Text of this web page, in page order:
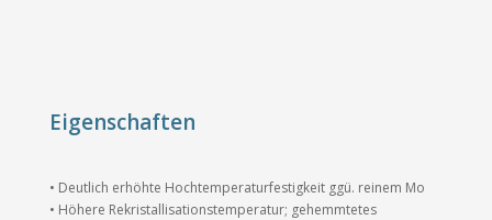
Eigenschaften
• Deutlich erhöhte Hochtemperaturfestigkeit ggü. reinem Mo
• Höhere Rekristallisationstemperatur; gehemmtetes